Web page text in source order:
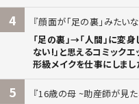
4
顔面が「足の裏」みたい
「足の裏」→「人間」に変
ない!」と思えるコミック
形級メイクを仕事にしまし
5
16歳の母 ~助産師が見